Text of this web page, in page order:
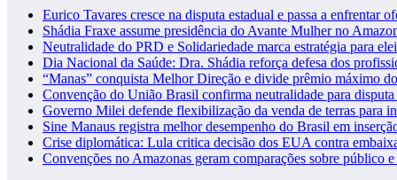
Eurico Tavares cresce na disputa estadual e passa a enfrentar
Shádia Fraxe assume presidência do Avante Mulher no
Neutralidade do PRD e Solidariedade marca estratégia para
Dia Nacional da Saúde: Dra. Shádia reforça defesa dos
“Manas” conquista Melhor Direção e divide prêmio máximo
Convenção do União Brasil confirma neutralidade para
Governo Milei defende flexibilização da venda de terras para
Sine Manaus registra melhor desempenho do Brasil em
Crise diplomática: Lula critica decisão dos EUA contra
Convenções no Amazonas geram comparações sobre público